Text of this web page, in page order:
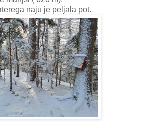
naju je peljala pot.